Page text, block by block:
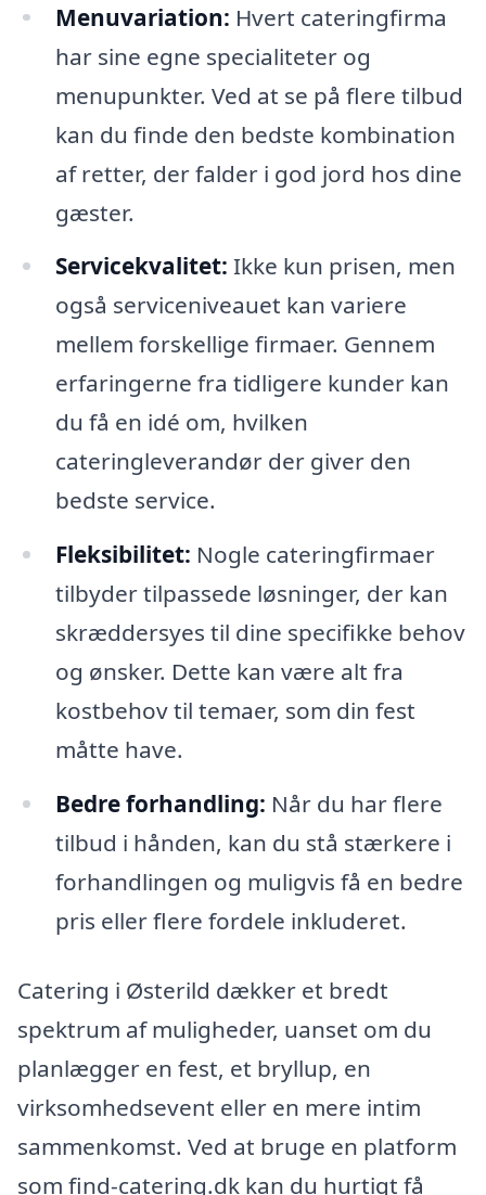
Menuvariation: Hvert cateringfirma
har sine egne specialiteter og
menupunkter. Ved at se på flere tilbud
kan du finde den bedste kombination
af retter, der falder i god jord hos dine
gæster.
Servicekvalitet: Ikke kun prisen, men
også serviceniveauet kan variere
mellem forskellige firmaer. Gennem
erfaringerne fra tidligere kunder kan
du få en idé om, hvilken
cateringleverandør der giver den
bedste service.
Fleksibilitet: Nogle cateringfirmaer
tilbyder tilpassede løsninger, der kan
skræddersyes til dine specifikke behov
og ønsker. Dette kan være alt fra
kostbehov til temaer, som din fest
måtte have.
Bedre forhandling: Når du har flere
tilbud i hånden, kan du stå stærkere i
forhandlingen og muligvis få en bedre
pris eller flere fordele inkluderet.
Catering i Østerild dækker et bredt
spektrum af muligheder, uanset om du
planlægger en fest, et bryllup, en
virksomhedsevent eller en mere intim
sammenkomst. Ved at bruge en platform
som find-catering.dk kan du hurtigt få